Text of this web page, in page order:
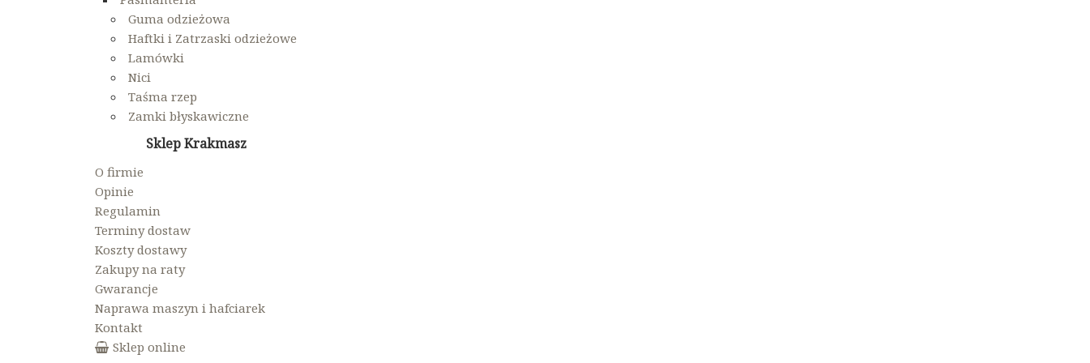
Guma odzieżowa
Haftki i Zatrzaski odzieżowe
Lamówki
Nici
Taśma rzep
Zamki błyskawiczne
Sklep Krakmasz
O firmie
Opinie
Regulamin
Terminy dostaw
Koszty dostawy
Zakupy na raty
Gwarancje
Naprawa maszyn i hafciarek
Kontakt
Sklep online